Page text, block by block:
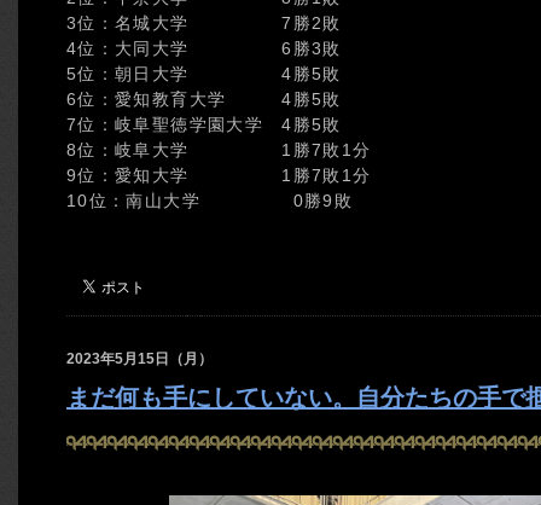
3位：名城大学 7勝2敗
4位：大同大学 6勝3敗
5位：朝日大学 4勝5敗
6位：愛知教育大学 4勝5敗
7位：岐阜聖徳学園大学 4勝5敗
8位：岐阜大学 1勝7敗1分
9位：愛知大学 1勝7敗1分
10位：南山大学 0勝9敗
2023年5月15日（月）
まだ何も手にしていない。自分たちの手で